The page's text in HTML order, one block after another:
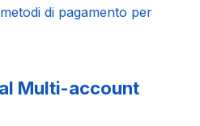
di pagamento per
Multi-account